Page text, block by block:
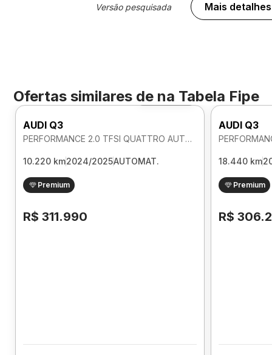
Versão pesquisada Mais detalhes
Ofertas similares de na Tabela Fipe
Foto 360º
AUDI Q3
PERFORMANCE 2.0 TFSI QUATTRO AUTOMATICO
10.220 km2024/2025AUTOMAT.
Premium
R$ 311.990
AUDI Q3
18.440 km
Premium
R$